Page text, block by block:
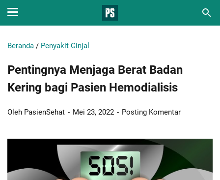
Beranda / Penyakit Ginjal
Pentingnya Menjaga Berat Badan
Kering bagi Pasien Hemodialisis
Oleh PasienSehat Mei 23, 2022 Posting Komentar